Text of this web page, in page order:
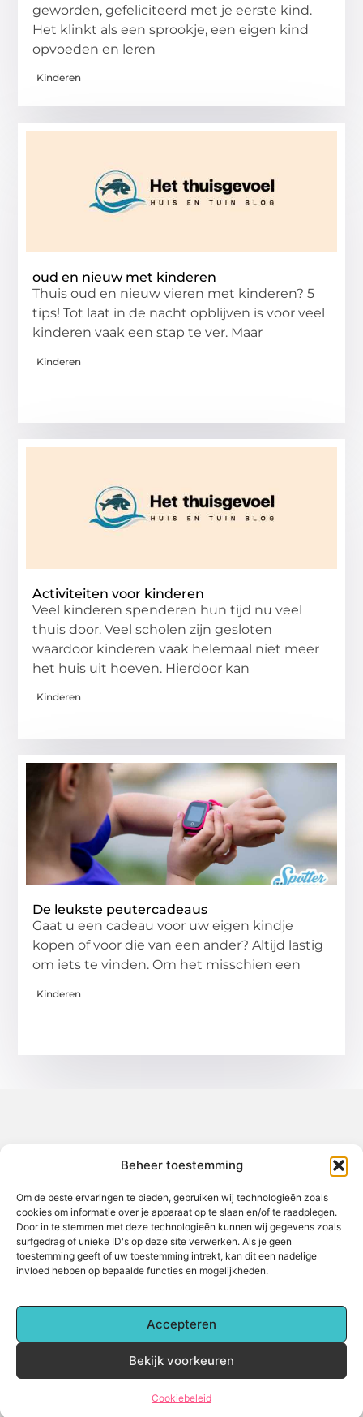
Beheer toestemming
Om de beste ervaringen te bieden, gebruiken wij technologieën zoals
cookies om informatie over je apparaat op te slaan en/of te raadplegen.
Door in te stemmen met deze technologieën kunnen wij gegevens zoals
surfgedrag of unieke ID's op deze site verwerken. Als je geen
toestemming geeft of uw toestemming intrekt, kan dit een nadelige
invloed hebben op bepaalde functies en mogelijkheden.
Accepteren
Bekijk voorkeuren
Cookiebeleid
geworden, gefeliciteerd met je eerste kind.
Het klinkt als een sprookje, een eigen kind
opvoeden en leren
Kinderen
oud en nieuw met kinderen
Thuis oud en nieuw vieren met kinderen? 5
tips! Tot laat in de nacht opblijven is voor veel
kinderen vaak een stap te ver. Maar
Kinderen
Activiteiten voor kinderen
Veel kinderen spenderen hun tijd nu veel
thuis door. Veel scholen zijn gesloten
waardoor kinderen vaak helemaal niet meer
het huis uit hoeven. Hierdoor kan
Kinderen
De leukste peutercadeaus
Gaat u een cadeau voor uw eigen kindje
kopen of voor die van een ander? Altijd lastig
om iets te vinden. Om het misschien een
Kinderen
Jouw gids voor inspiratie en tips uit het dagelijks leven.
Ontdek een brede verzameling blogs en artikelen die je helpen
om het meeste uit elke dag te halen, met praktische adviezen
en verrassende inzichten.
Bericht categorie
Main Links